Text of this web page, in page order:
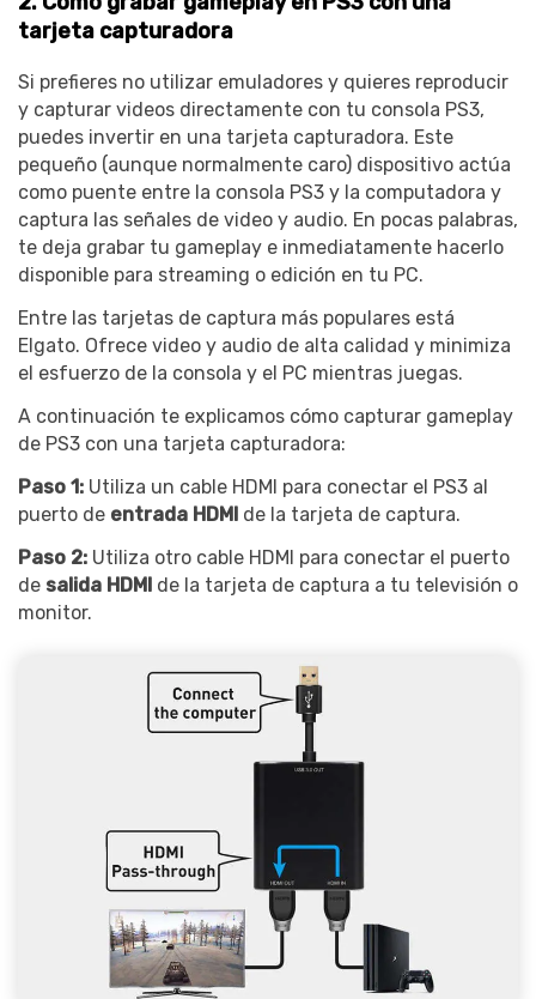
tarjeta capturadora
Si prefieres no utilizar emuladores y quieres reproducir
y capturar videos directamente con tu consola PS3,
puedes invertir en una tarjeta capturadora. Este
pequeño (aunque normalmente caro) dispositivo actúa
como puente entre la consola PS3 y la computadora y
captura las señales de video y audio. En pocas palabras,
te deja grabar tu gameplay e inmediatamente hacerlo
disponible para streaming o edición en tu PC.
Entre las tarjetas de captura más populares está
Elgato. Ofrece video y audio de alta calidad y minimiza
el esfuerzo de la consola y el PC mientras juegas.
A continuación te explicamos cómo capturar gameplay
de PS3 con una tarjeta capturadora:
Paso 1: Utiliza un cable HDMI para conectar el PS3 al
puerto de entrada HDMI de la tarjeta de captura.
Paso 2: Utiliza otro cable HDMI para conectar el puerto
de salida HDMI de la tarjeta de captura a tu televisión o
monitor.